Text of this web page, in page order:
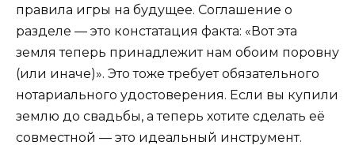
правила игры на будущее. Соглашение о
разделе — это констатация факта: «Вот эта
земля теперь принадлежит нам обоим поровну
(или иначе)». Это тоже требует обязательного
нотариального удостоверения. Если вы купили
землю до свадьбы, а теперь хотите сделать её
совместной — это идеальный инструмент.